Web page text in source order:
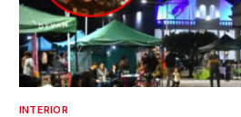
INTERIOR